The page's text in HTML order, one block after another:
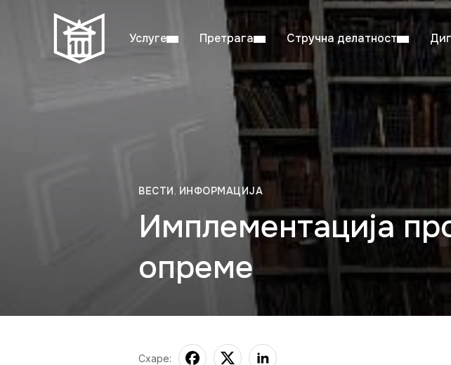
Услуге Претрага Стручна делатност
ВЕСТИ, ИНФОРМАЦИЈА
Имплементација
опреме
Схаре:
Студентска читаоница:
Радно време